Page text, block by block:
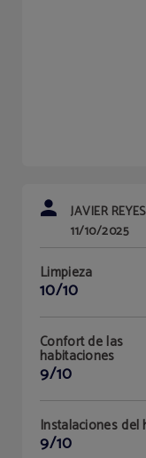
JAVIER REYES
11/10/2025
Limpieza
10/10
Confort de las
habitaciones
9/10
Instalaciones del
9/10